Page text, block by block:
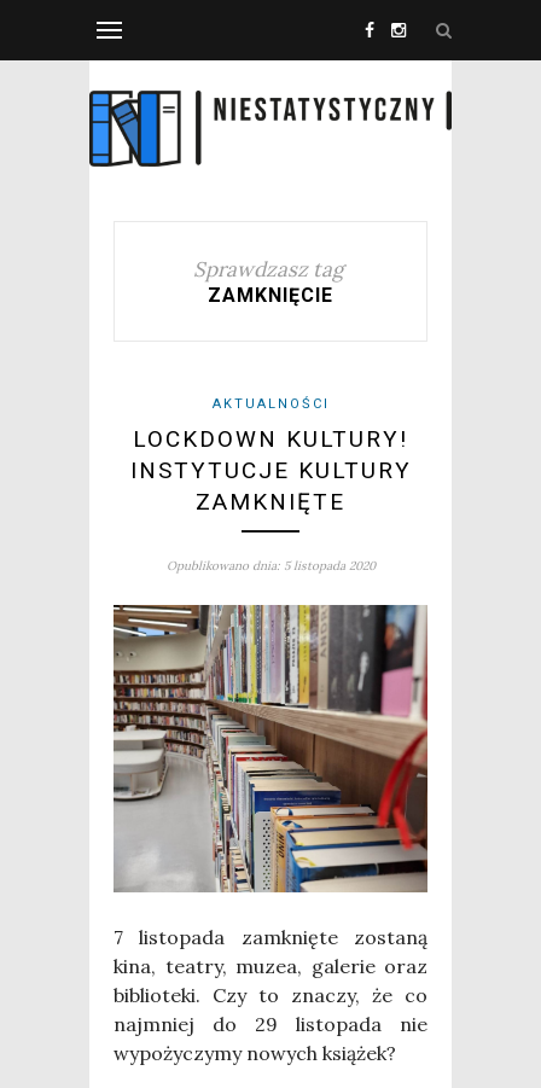
Sprawdzasz tag
ZAMKNIĘCIE
AKTUALNOŚCI
LOCKDOWN KULTURY!
INSTYTUCJE KULTURY
ZAMKNIĘTE
Opublikowano dnia: 5 listopada 2020
7 listo­pa­da zamknię­te zosta­ną
kina, teatry, muzea, gale­rie oraz
biblio­te­ki. Czy to zna­czy, że co
naj­mniej do 29 listo­pa­da nie
wypo­ży­czy­my nowych ksią­żek?